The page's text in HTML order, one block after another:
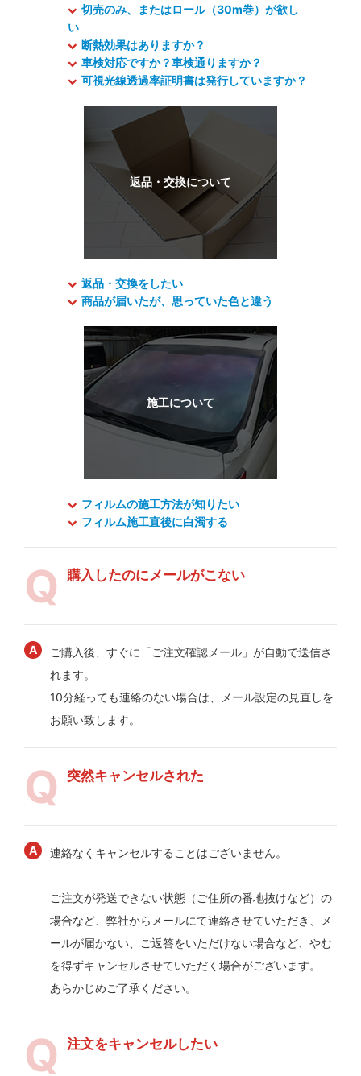
切売のみ、またはロール（30m巻）が欲し
い
断熱効果はありますか？
車検対応ですか？車検通りますか？
可視光線透過率証明書は発行していますか？
返品・交換をしたい
商品が届いたが、思っていた色と違う
フィルムの施工方法が知りたい
フィルム施工直後に白濁する
購入したのにメールがこない
ご購入後、すぐに「ご注文確認メール」が自動で送信さ
れます。
10分経っても連絡のない場合は、メール設定の見直しを
お願い致します。
突然キャンセルされた
連絡なくキャンセルすることはございません。
ご注文が発送できない状態（ご住所の番地抜けなど）の
場合など、弊社からメールにて連絡させていただき、メ
ールが届かない、ご返答をいただけない場合など、やむ
を得ずキャンセルさせていただく場合がございます。
あらかじめご了承ください。
注文をキャンセルしたい